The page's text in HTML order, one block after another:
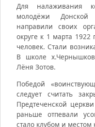
Для налаживания
молодёжи
направили своих
округе к 1 марта 1922
человек. Стали
В школе
Лёня Зотов.
Победой
следует считать
Предтеченской
раньше отпевали
стало клубом и